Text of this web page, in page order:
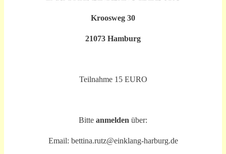
Kroosweg 30
21073 Hamburg
Teilnahme 15 EURO
Bitte anmelden über:
Email: bettina.rutz@einklang-harburg.de